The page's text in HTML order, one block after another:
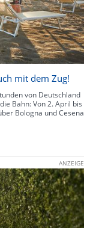
mit dem Zug!
von Deutschland
Bahn: Von 2. April bis
Bologna und Cesena
ANZEIGE